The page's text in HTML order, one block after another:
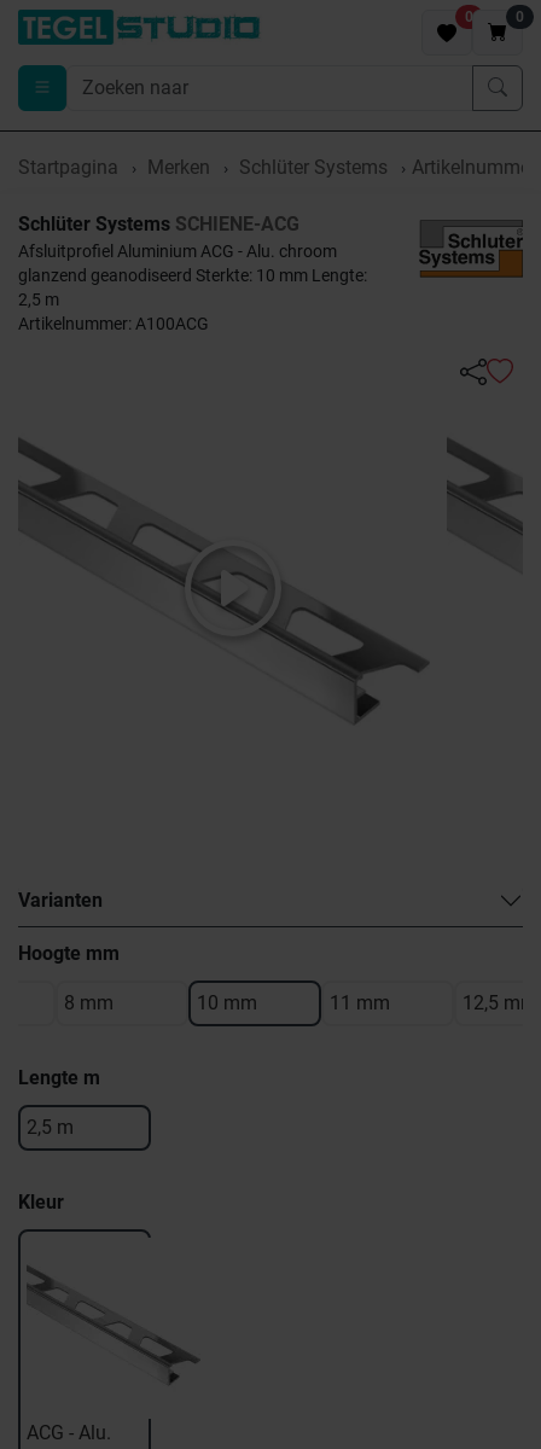
0 0
Startpagina Merken Schlüter Systems Artikelnummer
Schlüter Systems SCHIENE-ACG
Afsluitprofiel Aluminium ACG - Alu. chroom
glanzend geanodiseerd Sterkte: 10 mm Lengte:
2,5 m
Artikelnummer: A100ACG
Varianten
Hoogte mm
8 mm 10 mm 11 mm 12,5 mm
Lengte m
2,5 m
Kleur
ACG - Alu.